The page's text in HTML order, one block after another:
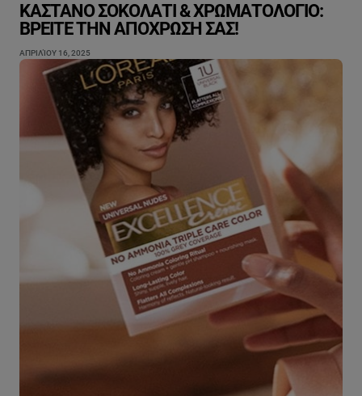
ΚΑΣΤΑΝΌ ΣΟΚΟΛΑΤΊ & ΧΡΩΜΑΤΟΛΌΓΙΟ:
ΒΡΕΊΤΕ ΤΗΝ ΑΠΌΧΡΩΣΉ ΣΑΣ!
ΑΠΡΙΛΊΟΥ 16, 2025